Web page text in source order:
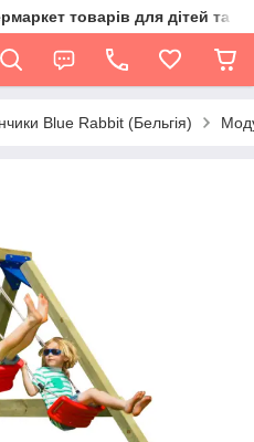
товарів для дітей та їх
Blue Rabbit (Бельгія)